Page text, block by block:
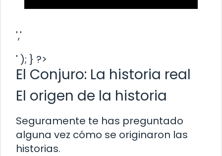
','
' ); } ?>
El Conjuro: La historia real
El origen de la historia
Seguramente te has preguntado
alguna vez cómo se originaron las
historias.